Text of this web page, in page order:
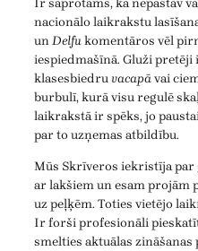
Ir saprotams, ka nepastāv
nacionālo laikrakstu
unDelfukomentāros vēl
iespiedmašīnā. Gluži pretēji
klasesbiedruvacapāvai
burbulī, kurā visu regulē
laikrakstā ir spēks, jo
par to uzņemas atbildību.
Mūs Skrīveros iekristīja
ar lakšiem un esam projām
uz peļķēm. Toties vietējo
Ir forši profesionāli
smelties aktuālas